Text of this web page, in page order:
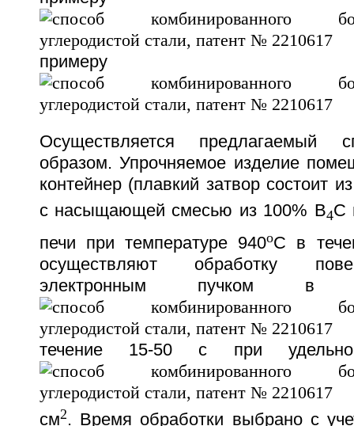
Осуществляется предлагаемый
образом. Упрочняемое изделие
контейнер (плавкий затвор состоит
с насыщающей смесью из 100% В4С
печи при температуре 940oС в
осуществляют обработку
электронным пучком в
течение 15-50 с при
см2. Время обработки выбрано с